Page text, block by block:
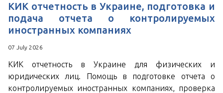
КИК отчетность в Украине, подготовка и
подача отчета о контролируемых
иностранных компаниях
07 July 2026
КИК отчетность в Украине для физических и
юридических лиц. Помощь в подготовке отчета о
контролируемых иностранных компаниях, проверка